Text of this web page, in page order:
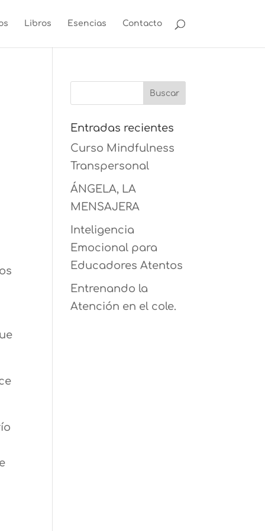
Libros Esencias Contacto
Entradas recientes
Curso Mindfulness
Transpersonal
ÁNGELA, LA
MENSAJERA
Inteligencia
Emocional para
Educadores Atentos
Entrenando la
Atención en el cole.